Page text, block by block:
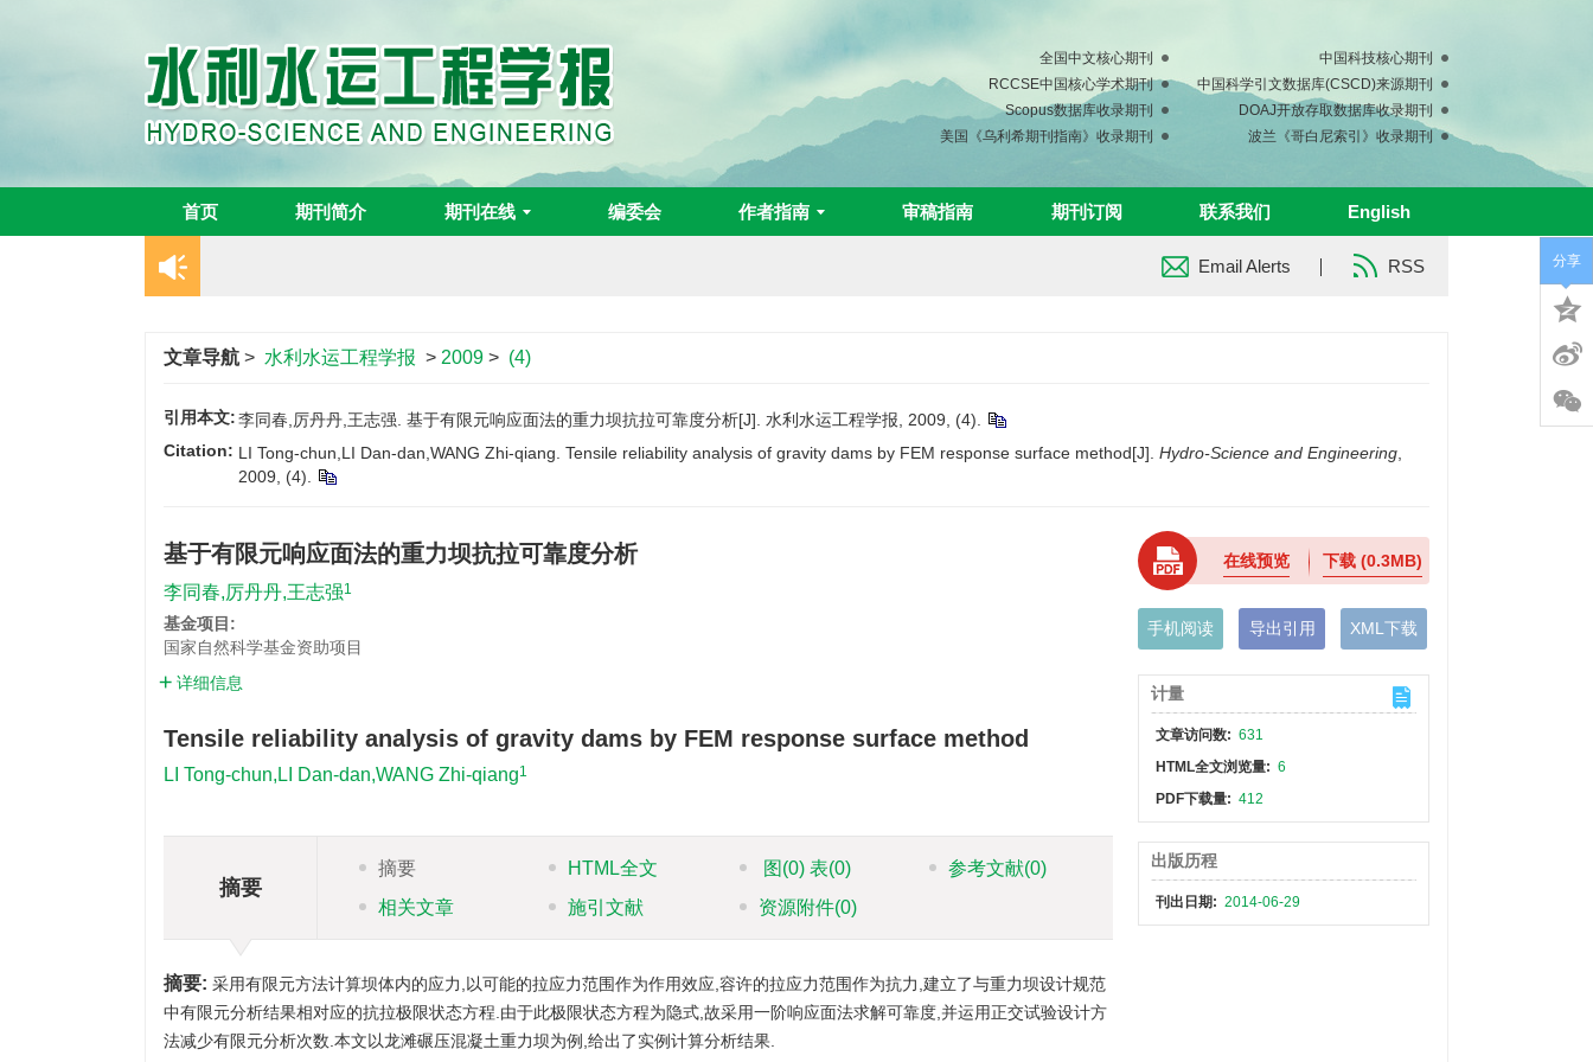
全国中文核心期刊
中国科技核心期刊
RCCSE中国核心学术期刊
中国科学引文数据库(CSCD)来源期刊
Scopus数据库收录期刊
DOAJ开放存取数据库收录期刊
美国《乌利希期刊指南》收录期刊
波兰《哥白尼索引》收录期刊
首页 期刊简介 期刊在线 编委会 作者指南 审稿指南 期刊订阅 联系我们 English
Email Alerts RSS
文章导航 > 水利水运工程学报 > 2009 > (4)
引用本文:李同春,厉丹丹,王志强. 基于有限元响应面法的重力坝抗拉可靠度分析[J]. 水利水运工程学报, 2009, (4).
Citation: LI Tong-chun,LI Dan-dan,WANG Zhi-qiang. Tensile reliability analysis of gravity dams by FEM response surface method[J]. Hydro-Science and Engineering
2009, (4).
基于有限元响应面法的重力坝抗拉可靠度分析
李同春,厉丹丹,王志强1
基金项目:
国家自然科学基金资助项目
详细信息
Tensile reliability analysis of gravity dams by FEM response surface method
LI Tong-chun,LI Dan-dan,WANG Zhi-qiang1
摘要
摘要 HTML全文 图 (0)表(0) 参考文献(0)
相关文章
施引文献 资源附件(0)
摘要: 采用有限元方法计算坝体内的应力,以可能的拉应力范围作为作用效应,容许的拉应力范围作为抗力,建立了与重力坝设计规范
中有限元分析结果相对应的抗拉极限状态方程.由于此极限状态方程为隐式,故采用一阶响应面法求解可靠度,并运用正交试验设计方
法减少有限元分析次数.本文以龙滩碾压混凝土重力坝为例,给出了实例计算分析结果.
在线预览 下载(0.3MB)
手机阅读 导出引用 XML下载
计量
文章访问数: 631
HTML全文浏览量: 6
PDF下载量: 412
出版历程
刊出日期: 2014-06-29
分享